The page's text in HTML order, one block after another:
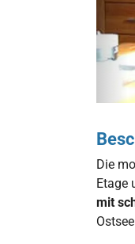
Schafzimmer
Sofa
Die
Etage
mit